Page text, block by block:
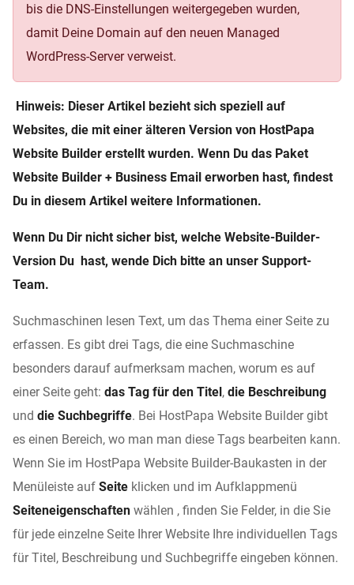
bis die DNS-Einstellungen weitergegeben wurden,
damit Deine Domain auf den neuen Managed
WordPress-Server verweist.
Hinweis: Dieser Artikel bezieht sich speziell auf
Websites, die mit einer älteren Version von HostPapa
Website Builder erstellt wurden. Wenn Du das Paket
Website Builder + Business Email erworben hast, findest
Du in diesem Artikel weitere Informationen.
Wenn Du Dir nicht sicher bist, welche Website-Builder-
Version Du hast, wende Dich bitte an unser Support-
Team.
Suchmaschinen lesen Text, um das Thema einer Seite zu
erfassen. Es gibt drei Tags, die eine Suchmaschine
besonders darauf aufmerksam machen, worum es auf
einer Seite geht: das Tag für den Titel, die Beschreibung
und die Suchbegriffe. Bei HostPapa Website Builder gibt
es einen Bereich, wo man man diese Tags bearbeiten kann.
Wenn Sie im HostPapa Website Builder-Baukasten in der
Menüleiste auf Seite klicken und im Aufklappmenü
Seiteneigenschaften wählen , finden Sie Felder, in die Sie
für jede einzelne Seite Ihrer Website Ihre individuellen Tags
für Titel, Beschreibung und Suchbegriffe eingeben können.